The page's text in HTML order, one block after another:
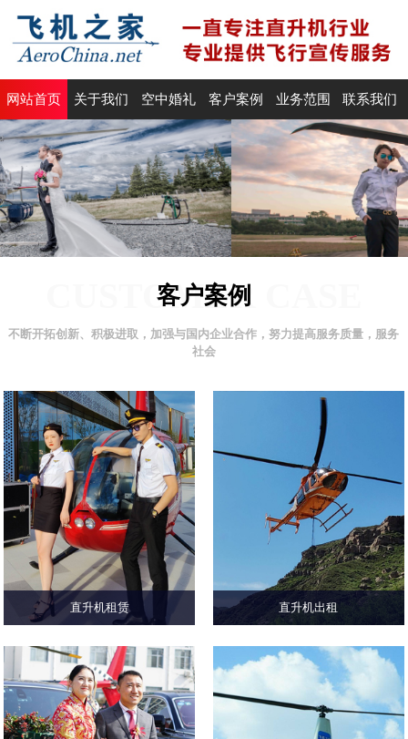
网站首页 关于我们 空中婚礼 客户案例 业务范围 联系我们
CUSTOMER CASE
客户案例
不断开拓创新、积极进取，加强与国内企业合作，努力提高服务质量，服务
社会
直升机租赁 直升机出租